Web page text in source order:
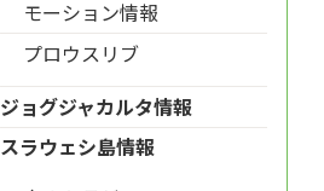
モーション情報
プロウスリブ
ジョグジャカルタ情報
スラウェシ島情報